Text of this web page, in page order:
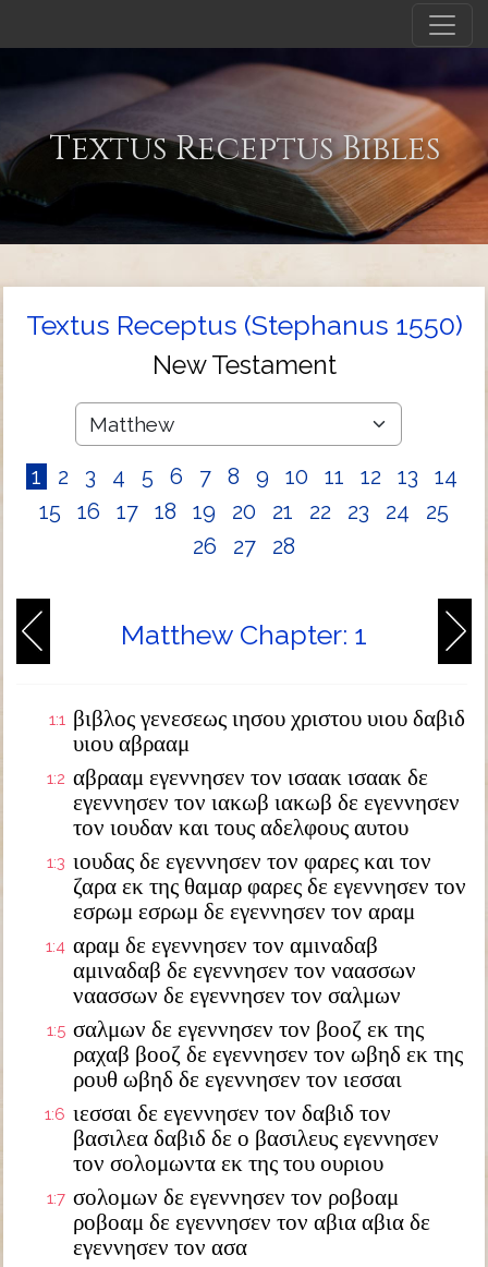
Textus Receptus Bibles
Textus Receptus (Stephanus 1550)
New Testament
1 2 3 4 5 6 7 8 9 10 11 12 13
14
15
16 17 18 19 20 21 22 23 24
25
26
27 28
Matthew Chapter: 1
1:1 βιβλος γενεσεως ιησου χριστου υιου δαβιδ
υιου αβρααμ
1:2 αβρααμ εγεννησεν τον ισαακ ισαακ δε
εγεννησεν τον ιακωβ ιακωβ δε εγεννησεν
τον ιουδαν και τους αδελφους αυτου
1:3 ιουδας δε εγεννησεν τον φαρες και τον
ζαρα εκ της θαμαρ φαρες δε εγεννησεν τον
εσρωμ εσρωμ δε εγεννησεν τον αραμ
1:4 αραμ δε εγεννησεν τον αμιναδαβ
αμιναδαβ δε εγεννησεν τον ναασσων
ναασσων δε εγεννησεν τον σαλμων
1:5 σαλμων δε εγεννησεν τον βοοζ εκ της
ραχαβ βοοζ δε εγεννησεν τον ωβηδ εκ της
ρουθ ωβηδ δε εγεννησεν τον ιεσσαι
1:6 ιεσσαι δε εγεννησεν τον δαβιδ τον
βασιλεα δαβιδ δε ο βασιλευς εγεννησεν
τον σολομωντα εκ της του ουριου
1:7 σολομων δε εγεννησεν τον ροβοαμ
ροβοαμ δε εγεννησεν τον αβια αβια δε
εγεννησεν τον ασα